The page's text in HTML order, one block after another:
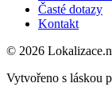
Časté dotazy
Kontakt
© 2026
Vytvořeno s láskou